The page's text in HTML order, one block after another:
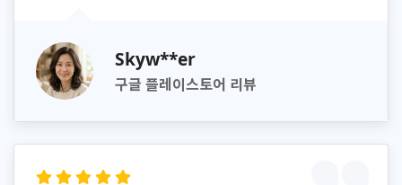
Skyw**er
구글 플레이스토어 리뷰